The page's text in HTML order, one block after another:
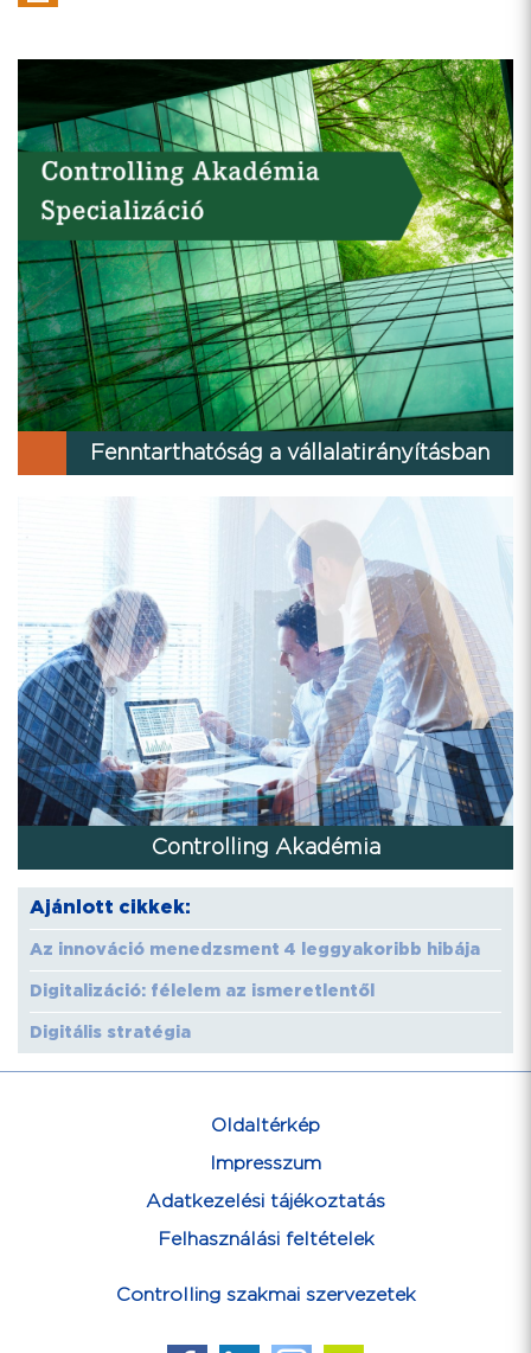
Fenntarthatóság a vállalatirányításban
Controlling Akadémia
Ajánlott cikkek:
Az innováció menedzsment 4 leggyakoribb hibája
Digitalizáció: félelem az ismeretlentől
Digitális stratégia
Oldaltérkép
Impresszum
Adatkezelési tájékoztatás
Felhasználási feltételek
Controlling szakmai szervezetek